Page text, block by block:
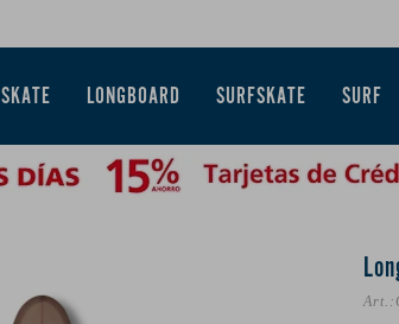
SKATE LONGBOARD SURFSKATE SURF